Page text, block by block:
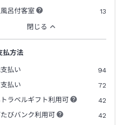
呂付客室
13
閉じる
払方法
払い
94
払い
72
ラベルギフト利用可
42
びバンク利用可
42